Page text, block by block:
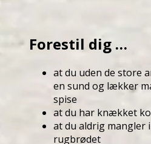
Forestil dig …
at du uden de store
en sund og lækker
spise
at du har knækket
at du aldrig mangler
rugbrødet